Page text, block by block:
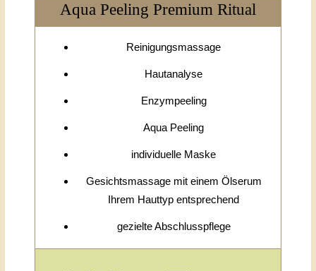
Aqua Peeling Premium Ritual
Reinigungsmassage
Hautanalyse
Enzympeeling
Aqua Peeling
individuelle Maske
Gesichtsmassage mit einem Ölserum
Ihrem Hauttyp entsprechend
gezielte Abschlusspflege